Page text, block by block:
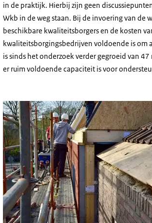
in de praktijk. Hierbij zijn geen
Wkb in de weg staan. Bij de invoering van de
beschikbare kwaliteitsborgers en de kosten
kwaliteitsborgingsbedrijven voldoende is om
is sinds het onderzoek verder gegroeid van
er ruim voldoende capaciteit is voor